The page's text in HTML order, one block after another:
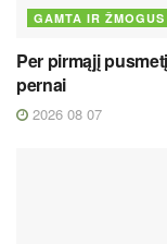
GAMTA IR ŽMOGUS
Per pirmąjį
pernai
2026 08 07